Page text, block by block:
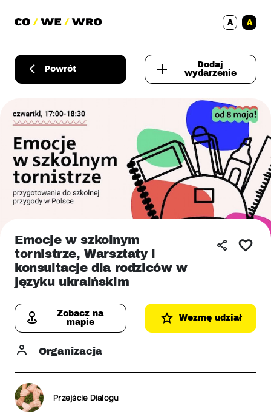
A A
Powrót
Dodaj
wydarzenie
Emocje w szkolnym
tornistrze, Warsztaty i
konsultacje dla rodziców w
języku ukraińskim
Zobacz na
mapie
Wezmę udział
Organizacja
Przejście Dialogu